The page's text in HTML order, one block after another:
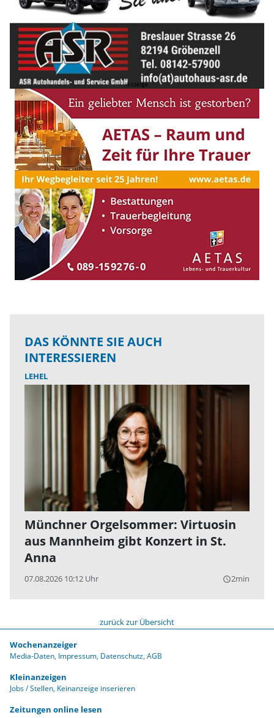
DAS KÖNNTE SIE AUCH
INTERESSIEREN
LEHEL
Münchner Orgelsommer: Virtuosin
aus Mannheim gibt Konzert in St.
Anna
07.08.2026 10:12 Uhr query_builder2min
zurück zur Übersicht
Wochenanzeiger
Media-Daten Impressum Datenschutz AGB
Kleinanzeigen
Jobs / Stellen Keinanzeige inserieren
Zeitungen online lesen